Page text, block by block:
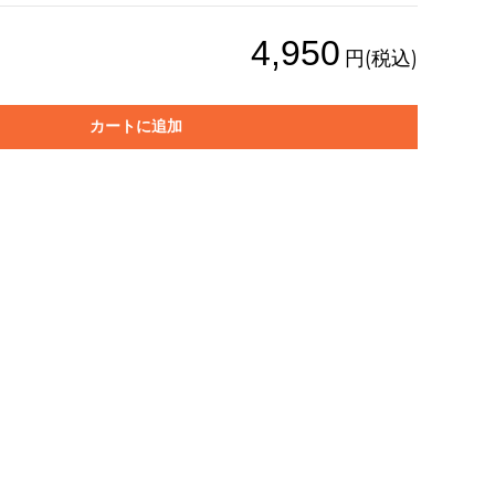
4,950 円(税込)
カートに追加